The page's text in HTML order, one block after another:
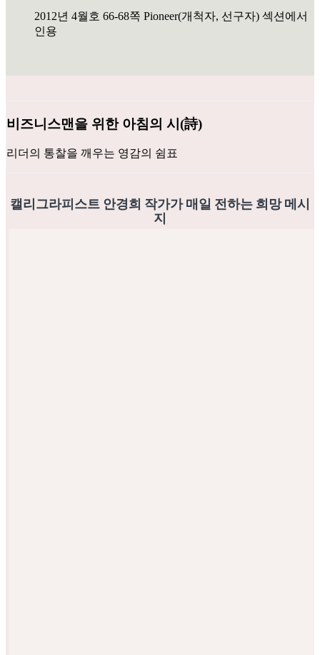
2012년 4월호 66-68쪽 Pioneer(개척자, 선구자) 섹션에서
인용
비즈니스맨을 위한 아침의 시(詩)
리더의 통찰을 깨우는 영감의 쉼표
캘리그라피스트 안경희 작가가 매일 전하는 희망 메시
지